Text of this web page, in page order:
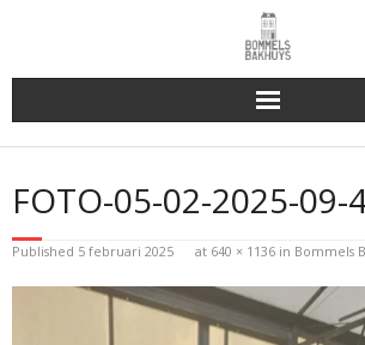
Bakhuys Buiten, verleden heden toekomst
Reserveren & Bestellen
FOTO-05-02-2025-09-
Published 5 februari 2025 at 640 × 1136 in Bommels